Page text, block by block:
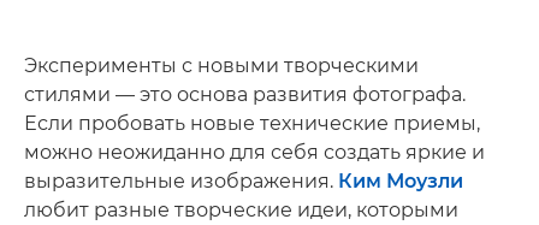
Эксперименты с новыми творческими
стилями — это основа развития фотографа.
Если пробовать новые технические приемы,
можно неожиданно для себя создать яркие и
выразительные изображения. Ким Моузли
любит разные творческие идеи, которыми